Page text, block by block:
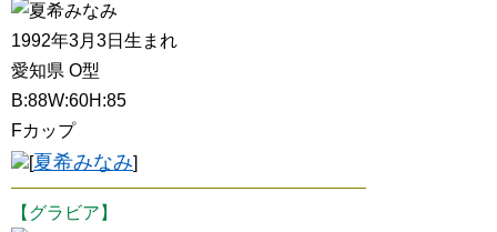
夏希みなみ
1992年3月3日生まれ
愛知県 O型
B:88W:60H:85
Fカップ
[夏希みなみ]
【グラビア】